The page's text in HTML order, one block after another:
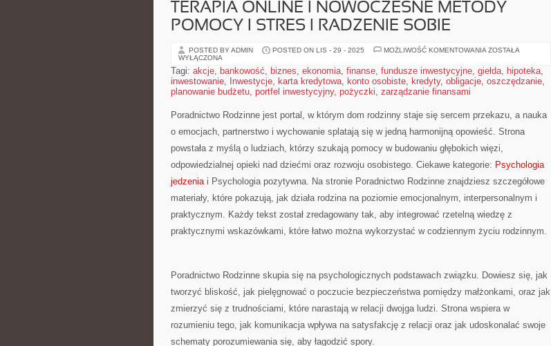
TERAPIA ONLINE I NOWOCZESNE METODY
POMOCY I STRES I RADZENIE SOBIE
POSTED BY ADMIN POSTED ON LIS - 29 - 2025 MOŻLIWOŚĆ KOMENTOWANIA TERAPIA
NOWOCZESNE
METODY
POMOCY
RADZENIE
ZOSTAŁA
WYŁĄCZONA
Tagi: akcje, bankowość, biznes, ekonomia, finanse, fundusze inwestycyjne, giełda, hipoteka,
inwestowanie, Inwestycje, karta kredytowa, konto osobiste, kredyty, obligacje, oszczędzanie,
planowanie budżetu, portfel inwestycyjny, pożyczki, zarządzanie finansami
Poradnictwo Rodzinne jest portal, w którym dom rodzinny staje się sercem przekazu, a nauka
o emocjach, partnerstwo i wychowanie splatają się w jedną harmonijną opowieść. Strona
powstała z myślą o ludziach, którzy szukają pomocy w budowaniu głębokich więzi,
odpowiedzialnej opieki nad dziećmi oraz rozwoju osobistego. Ciekawe kategorie: Psychologia
jedzeniai Psychologia pozytywna. Na stronie Poradnictwo Rodzinne znajdziesz szczegółowe
materiały, które pokazują, jak działa rodzina na poziomie emocjonalnym, interpersonalnym i
praktycznym. Każdy tekst został zredagowany tak, aby integrować rzetelną wiedzę z
praktycznymi wskazówkami, które łatwo można wykorzystać w codziennym życiu rodzinnym.
Poradnictwo Rodzinne skupia się na psychologicznych podstawach związku. Dowiesz się, jak
tworzyć bliskość, jak pielęgnować o poczucie bezpieczeństwa pomiędzy małżonkami, oraz jak
zmierzyć się z trudnościami, które narastają w relacji dwojga ludzi. Strona wspiera w
rozumieniu tego, jak komunikacja wpływa na satysfakcję z relacji oraz jak udoskonalać swoje
schematy porozumiewania się, aby łagodzić spory.